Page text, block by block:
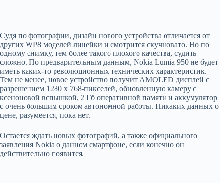
Судя по фотографии, дизайн нового устройства отличается от
других WP8 моделей линейки и смотрится скучновато. Но по
одному снимку, тем более такого плохого качества, судить
сложно. По предварительным данным, Nokia Lumia 950 не будет
иметь каких-то революционных технических характеристик.
Тем не менее, новое устройство получит AMOLED дисплей с
разрешением 1280 х 768-пикселей, обновленную камеру с
ксеноновой вспышкой, 2 Гб оперативной памяти и аккумулятор
с очень большим сроком автономной работы. Никаких данных о
цене, разумеется, пока нет.
Остается ждать новых фотографий, а также официального
заявления Nokia о данном смартфоне, если конечно он
действительно появится.